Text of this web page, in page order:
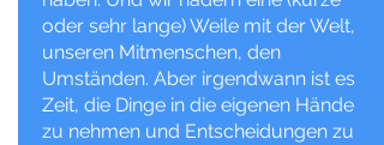
oder sehr lange) Weile mit der Welt,
unseren Mitmenschen, den
Umständen. Aber irgendwann ist es
Zeit, die Dinge in die eigenen Hände
zu nehmen und Entscheidungen zu